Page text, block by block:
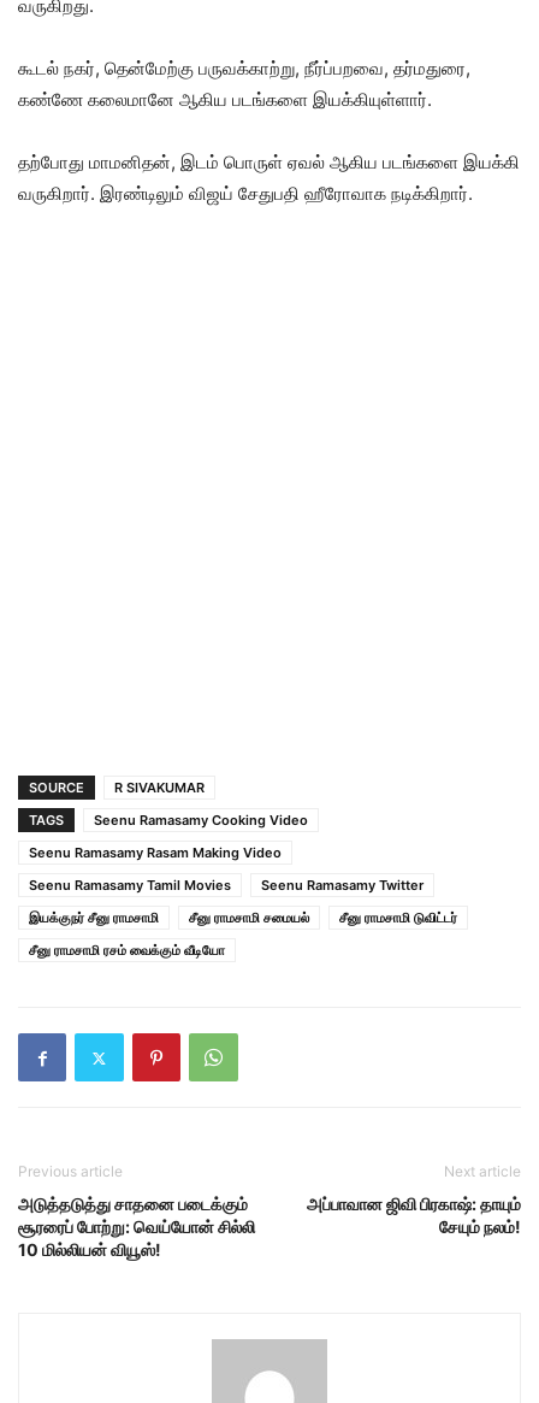
வருகிறது.
கூடல் நகர், தென்மேற்கு பருவக்காற்று, நீர்ப்பறவை, தர்மதுரை,
கண்ணே கலைமானே ஆகிய படங்களை இயக்கியுள்ளார்.
தற்போது மாமனிதன், இடம் பொருள் ஏவல் ஆகிய படங்களை இயக்கி
வருகிறார். இரண்டிலும் விஜய் சேதுபதி ஹீரோவாக நடிக்கிறார்.
SOURCE
R SIVAKUMAR
TAGS
Seenu Ramasamy Cooking Video
Seenu Ramasamy Rasam Making Video
Seenu Ramasamy Tamil Movies
Seenu Ramasamy Twitter
இயக்குநர் சீனு ராமசாமி
சீனு ராமசாமி சமையல்
சீனு ராமசாமி டுவிட்டர்
சீனு ராமசாமி ரசம் வைக்கும் வீடியோ
Previous article
அடுத்தடுத்து சாதனை படைக்கும்
சூரரைப் போற்று: வெய்யோன் சில்லி
10 மில்லியன் வியூஸ்!
Next article
அப்பாவான ஜிவி பிரகாஷ்: தாயும்
சேயும் நலம்!